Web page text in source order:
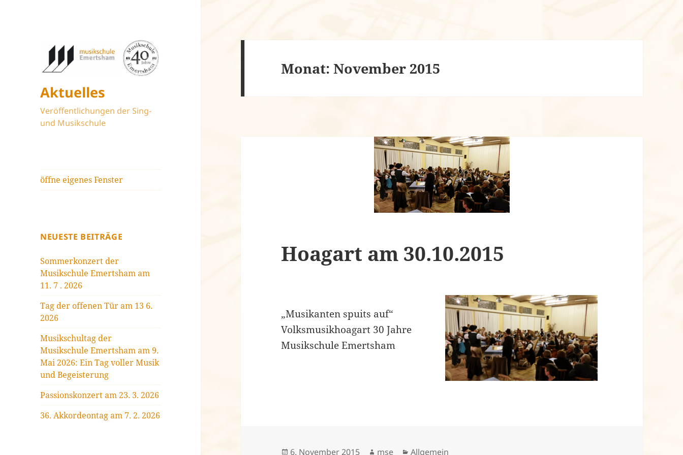
Aktuelles
Veröffentlichungen der Sing-
und Musikschule
öffne eigenes Fenster
NEUESTE BEITRÄGE
Sommerkonzert der
Musikschule Emertsham am
11. 7 . 2026
Tag der offenen Tür am 13 6.
2026
Musikschultag der
Musikschule Emertsham am 9.
Mai 2026: Ein Tag voller Musik
und Begeisterung
Passionskonzert am 23. 3. 2026
36. Akkordeontag am 7. 2. 2026
Monat:November 2015
Hoagart am 30.10.2015
„Musikanten spuits auf“
Volksmusikhoagart 30 Jahre
Musikschule Emertsham
Veröffentlicht
6. November 2015 Autor
mse Kategorien
Allgemein